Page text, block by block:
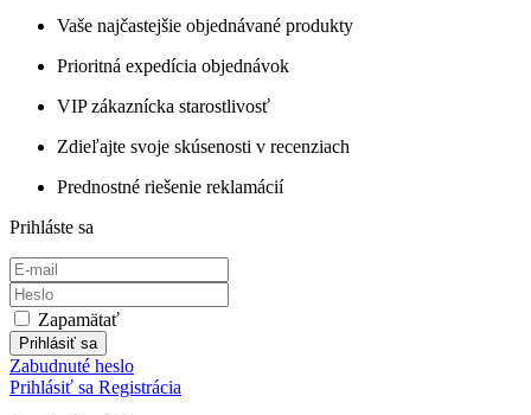
Vaše najčastejšie objednávané produkty
Prioritná expedícia objednávok
VIP zákaznícka starostlivosť
Zdieľajte svoje skúsenosti v recenziach
Prednostné riešenie reklamácií
Prihláste sa
Zapamätať
Prihlásiť sa
Zabudnuté heslo
Prihlásiť sa Registrácia